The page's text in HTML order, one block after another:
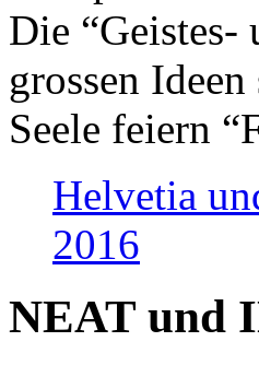
Die “Geistes-
grossen
Seele feiern
Helvetia
2016
NEAT und